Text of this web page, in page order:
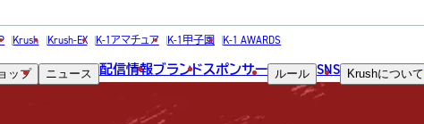
Krush Krush-EX K-1アマチュア K-1甲子園 K-1 AWARDS
ップ ニュース 配信情報ブランドスポンサー ルール SNS Krushについて
FIGHTER